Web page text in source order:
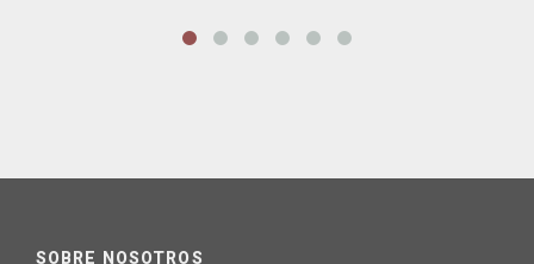
SOBRE NOSOTROS